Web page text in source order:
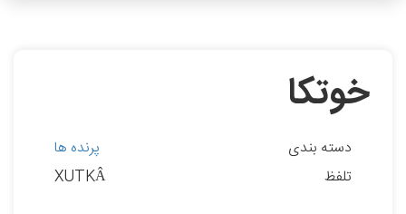
خوتکا
XUTKÂ تلفظ
پرنده ها دسته بندی